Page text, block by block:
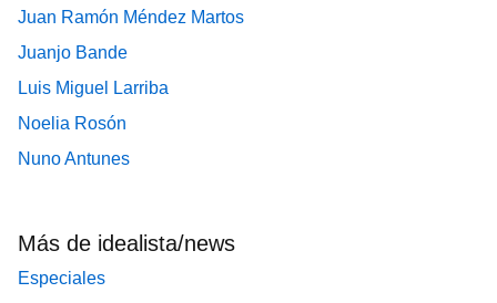
Juan Ramón Méndez Martos
Juanjo Bande
Luis Miguel Larriba
Noelia Rosón
Nuno Antunes
Más de idealista/news
Especiales